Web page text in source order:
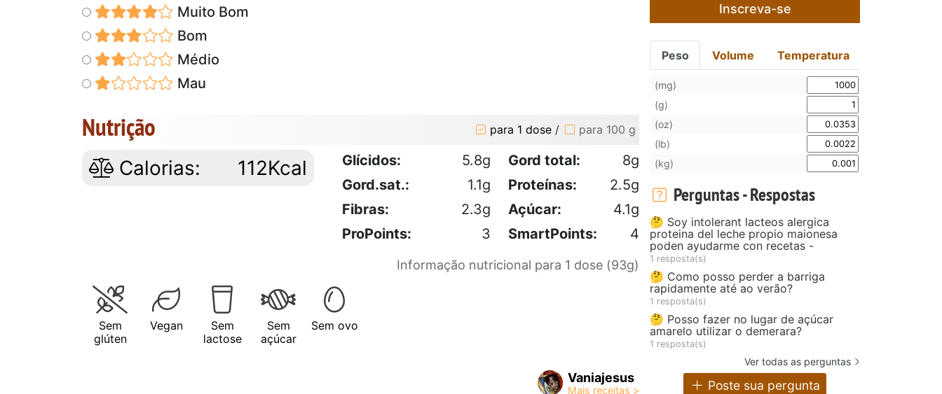
Muito Bom
Bom
Médio
Mau
Nutrição para 1 dose / para 100 g
Calorias: 112Kcal Glícidos: 5.8g Gord total:
8g
Gord.sat.:
1.1g Proteínas:
2.5g
Fibras:
2.3g Açúcar:
4.1g
ProPoints:
3 SmartPoints: 4
Informação nutricional para 1 dose (93g)
Sem
glúten
Vegan
Sem
lactose
Sem
açúcar
Sem ovo
Vaniajesus
Inscreva-se
Peso Volume Temperatura
(mg)
(g)
(oz)
(lb)
(kg)
Perguntas - Respostas
🤔 Soy intolerant lacteos alergica
proteina del leche propio maionesa
poden ayudarme con recetas -
1 resposta(s)
🤔 Como posso perder a barriga
rapidamente até ao verão?
1 resposta(s)
🤔 Posso fazer no lugar de açúcar
amarelo utilizar o demerara?
1 resposta(s)
Ver todas as perguntas
Poste sua pergunta